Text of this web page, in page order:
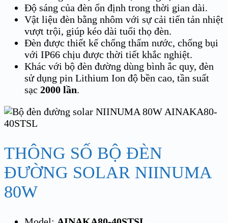
Độ sáng của đèn ổn định trong thời gian dài.
Vật liệu đèn bằng nhôm với sự cải tiến tản nhiệt
vượt trội, giúp kéo dài tuổi thọ đèn.
Đèn được thiết kế chống thấm nước, chống bụi
với IP66 chịu được thời tiết khắc nghiệt.
Khác với bộ đèn đường dùng bình ắc quy, đèn
sử dụng pin Lithium Ion độ bền cao, tần suất
sạc 2000 lần.
THÔNG SỐ BỘ ĐÈN
ĐƯỜNG SOLAR NIINUMA
80W